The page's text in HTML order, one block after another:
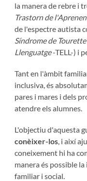
la manera de rebre i
Trastorn de
de l'espectre autista
Síndrome de Tourette
Llenguatge-TELL-) i
Tant en l'àmbit
inclusiva, és
pares i mares i dels
atendre els alumnes.
L'objectiu d'aquesta
conèixer-los , i així
coneixement hi ha
manera és possible
familiar i social.